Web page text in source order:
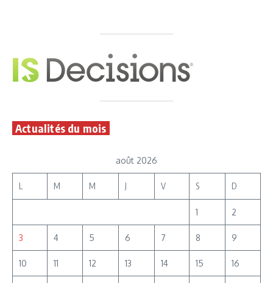
Actualités du mois
août 2026
L M M J V S D
1 2
3 4 5 6 7 8 9
10 11 12 13 14 15 16